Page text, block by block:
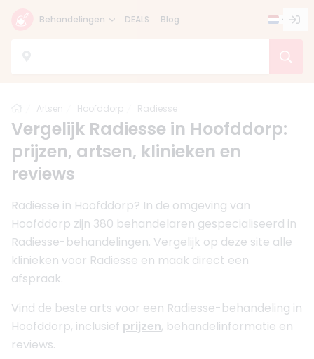
Behandelingen DEALS Blog
Home
Artsen Hoofddorp Radiesse
Vergelijk Radiesse in Hoofddorp:
prijzen, artsen, klinieken en
reviews
Radiesse in Hoofddorp? In de omgeving van
Hoofddorp zijn 380 behandelaren gespecialiseerd in
Radiesse-behandelingen. Vergelijk op deze site alle
klinieken voor Radiesse en maak direct een
afspraak.
Vind de beste arts voor een Radiesse-behandeling in
Hoofddorp, inclusief prijzen, behandelinformatie en
reviews.